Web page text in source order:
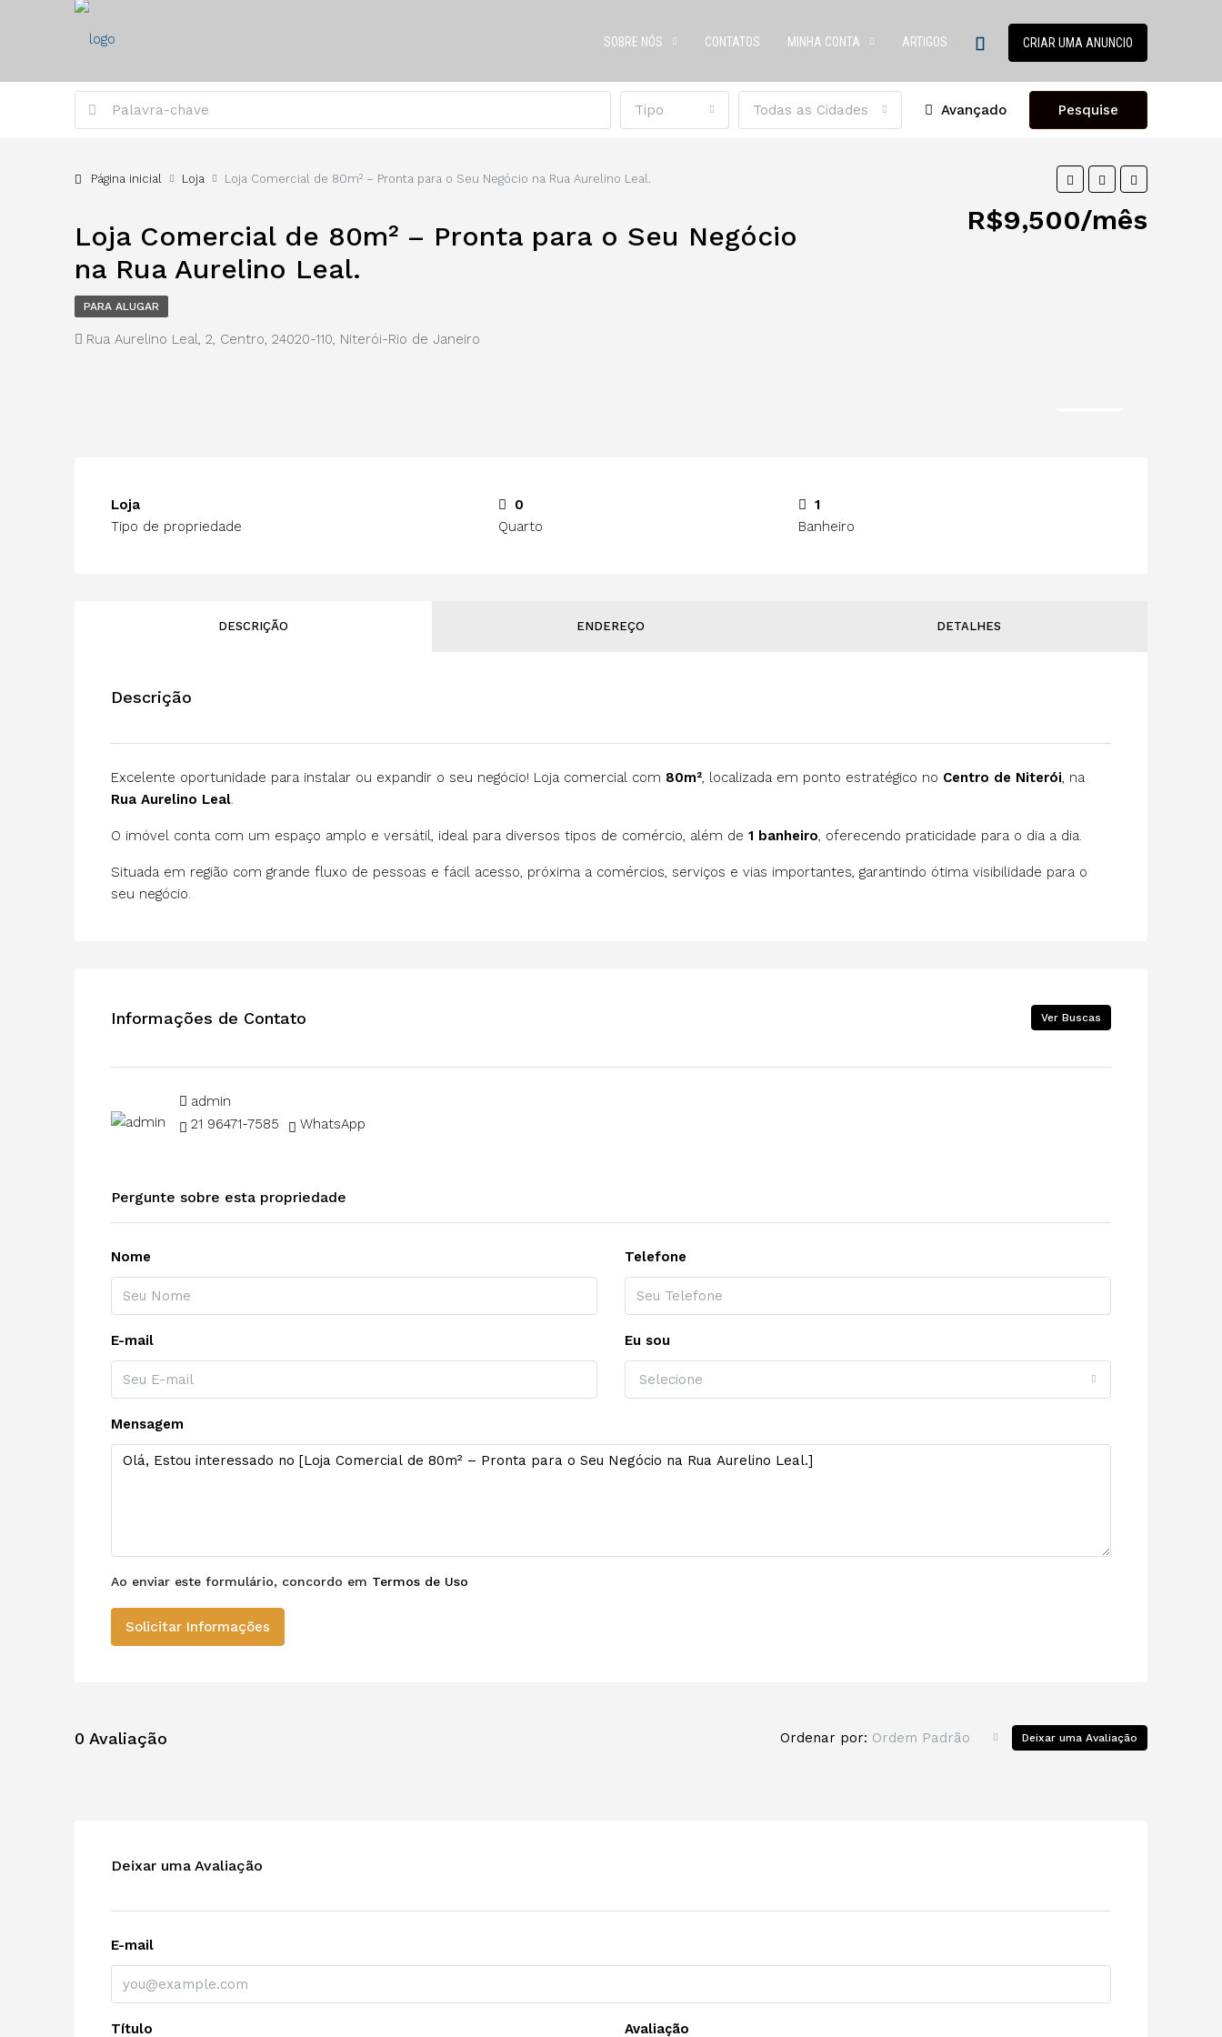
SOBRE NÓS CONTATOS MINHA CONTA ARTIGOS CRIAR UMA ANUNCIO
Tipo Todas as Cidades Avançado Pesquise
Página inicial Loja Loja Comercial de 80m² – Pronta para o Seu Negócio na Rua Aurelino Leal.
Loja Comercial de 80m² – Pronta para o Seu Negócio
na Rua Aurelino Leal.
R$9,500/mês
PARA ALUGAR
Rua Aurelino Leal, 2, Centro, 24020-110, Niterói-Rio de Janeiro
Loja
Tipo de propriedade
0
Quarto
1
Banheiro
DESCRIÇÃO ENDEREÇO DETALHES
Descrição
Excelente oportunidade para instalar ou expandir o seu negócio! Loja comercial com 80m², localizada em ponto estratégico no Centro de Niterói, na
Rua Aurelino Leal.
O imóvel conta com um espaço amplo e versátil, ideal para diversos tipos de comércio, além de 1 banheiro, oferecendo praticidade para o dia a dia.
Situada em região com grande fluxo de pessoas e fácil acesso, próxima a comércios, serviços e vias importantes, garantindo ótima visibilidade para o
seu negócio.
Informações de Contato Ver Buscas
admin
21 96471-7585
WhatsApp
Pergunte sobre esta propriedade
Nome Telefone
E-mail Eu sou
Selecione
Mensagem
Ao enviar este formulário, concordo em Termos de Uso
Solicitar Informações
0 Avaliação Ordenar por: Ordem Padrão Deixar uma Avaliação
Deixar uma Avaliação
E-mail
Título Avaliação